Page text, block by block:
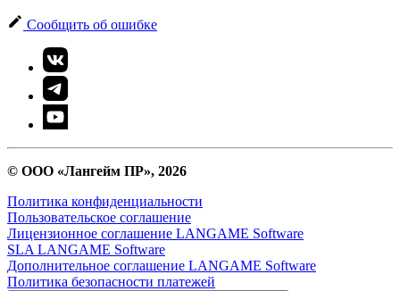
Сообщить об ошибке
© ООО «Лангейм ПР», 2026
Политика конфиденциальности
Пользовательское соглашение
Лицензионное соглашение LANGAME Software
SLA LANGAME Software
Дополнительное соглашение LANGAME Software
Политика безопасности платежей